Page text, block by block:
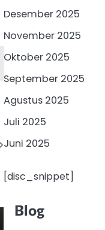
Desember 2025
November 2025
Oktober 2025
September 2025
Agustus 2025
Juli 2025
Juni 2025
[disc_snippet]
Blog